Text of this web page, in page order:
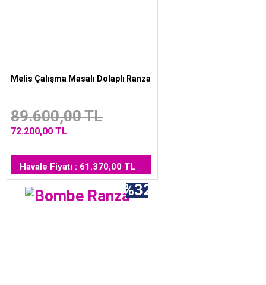
Melis Çalışma Masalı Dolaplı Ranza
89.600,00 TL
72.200,00 TL
Havale Fiyatı : 61.370,00 TL
%32